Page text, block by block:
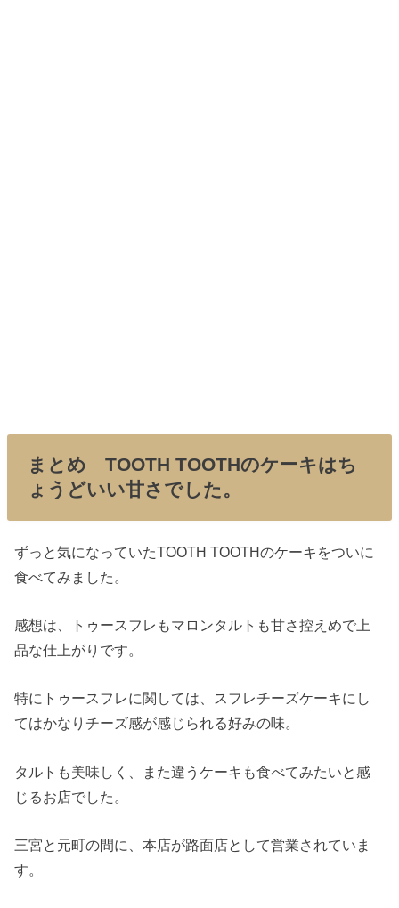
まとめ TOOTH TOOTHのケーキはち
ょうどいい甘さでした。
ずっと気になっていたTOOTH TOOTHのケーキをついに
食べてみました。
感想は、トゥースフレもマロンタルトも甘さ控えめで上
品な仕上がりです。
特にトゥースフレに関しては、スフレチーズケーキにし
てはかなりチーズ感が感じられる好みの味。
タルトも美味しく、また違うケーキも食べてみたいと感
じるお店でした。
三宮と元町の間に、本店が路面店として営業されていま
す。